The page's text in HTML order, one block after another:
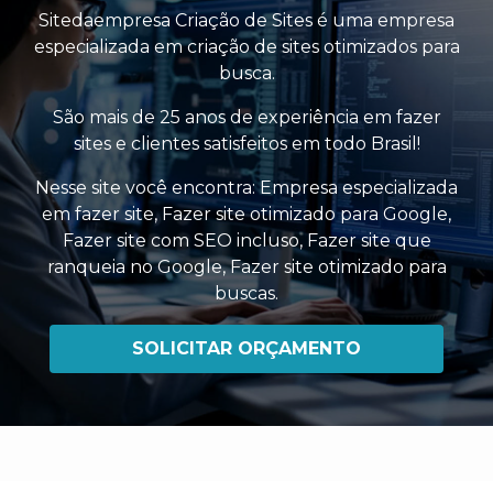
Sitedaempresa Criação de Sites é uma empresa
especializada em criação de sites otimizados para
busca.
São mais de 25 anos de experiência em fazer
sites e clientes satisfeitos em todo Brasil!
Nesse site você encontra:Empresa especializada
em fazer site,Fazer site otimizado para Google,
Fazer site com SEO incluso, Fazer site que
ranqueia no Google,Fazer site otimizado para
buscas.
SOLICITAR ORÇAMENTO